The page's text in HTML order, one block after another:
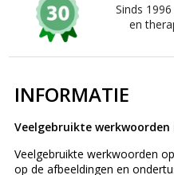
Sinds
en
INFORMATIE
Veelgebruikte
Veelgebruikte werkwoorden
op de afbeeldingen en